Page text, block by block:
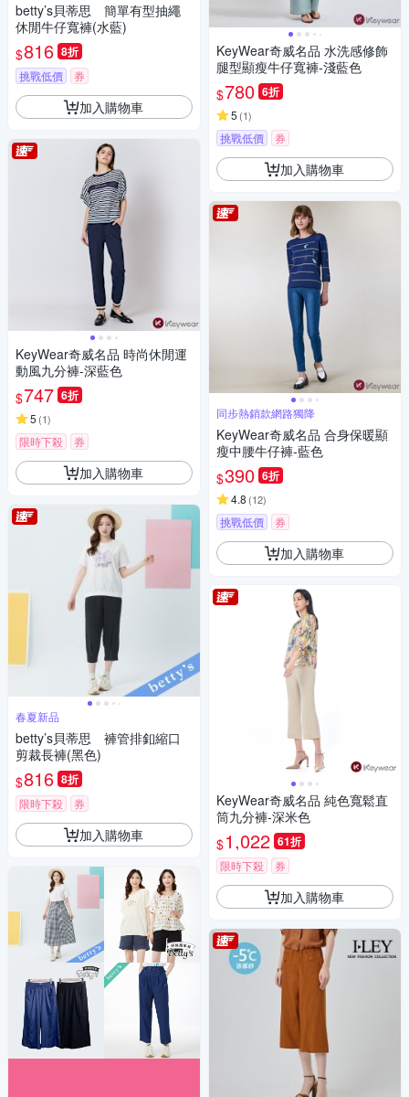
betty’s貝蒂思 簡單有型抽繩
休閒牛仔寬褲(水藍)
$816 8折
挑戰低價 券
加入購物車
KeyWear奇威名品 時尚休閒運
動風九分褲-深藍色
$747 6折
5 (1)
限時下殺 券
加入購物車
春夏新品
betty’s貝蒂思 褲管排釦縮口
剪裁長褲(黑色)
$816 8折
限時下殺 券
加入購物車
KeyWear奇威名品 水洗感修飾
腿型顯瘦牛仔寬褲-淺藍色
$780 6折
5 (1)
挑戰低價 券
加入購物車
同步熱銷款網路獨降
KeyWear奇威名品 合身保暖顯
瘦中腰牛仔褲-藍色
$390 6折
4.8 (12)
挑戰低價 券
加入購物車
KeyWear奇威名品 純色寬鬆直
筒九分褲-深米色
$1,022 61折
限時下殺 券
加入購物車